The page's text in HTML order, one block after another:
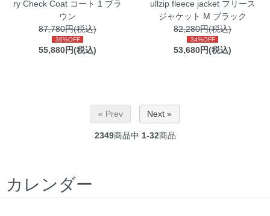
ry Check Coat コート 1 ブラ
ウン
87,780円(税込)
36%OFF
55,880円(税込)
ullzip fleece jacket フリース
ジャケット M ブラック
82,280円(税込)
34%OFF
53,680円(税込)
« Prev Next »
2349商品中 1-32商品
カレンダー